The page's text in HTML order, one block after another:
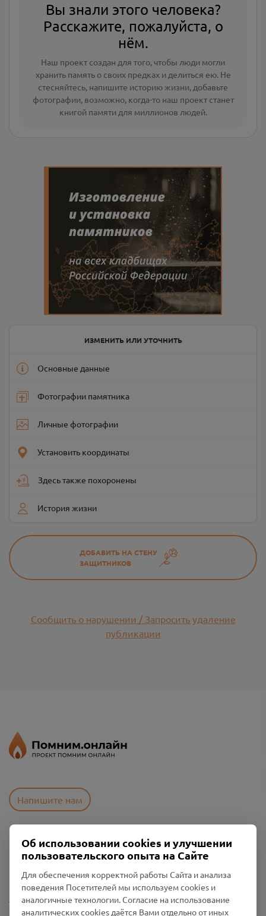
Вы знали этого человека?
Расскажите, пожалуйста, о
нём.
Наш проект создан для того, чтобы люди могли
хранить память о своих предках и делиться ею. Не
стесняйтесь, напишите историю жизни, добавьте
фотографии, возможно, когда-то наш проект станет
книгой памяти для миллионов людей.
ИЗМЕНИТЬ ИЛИ УТОЧНИТЬ
Основные данные
Фотографии памятника
Личные фотографии
Установить координаты
Здесь также похоронены
История жизни
ДОБАВИТЬ НА СТЕНУ
ЗАЩИТНИКОВ
Сообщить о нарушении / Запросить удаление
публикации
Напишите нам
Пользовательское соглашение
Политика конфиденциальности
Промо-материалы
Настройки cookies
Об использовании cookies и улучшении
пользовательского опыта на Сайте
Для обеспечения корректной работы Сайта и анализа
поведения Посетителей мы используем cookies и
аналогичные технологии. Согласие на использование
аналитических cookies даётся Вами отдельно от иных